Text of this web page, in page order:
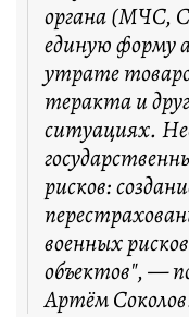
органа (МЧС,
единую форму
утрате
теракта и
ситуациях.
рисков:
военных
объектов", —
Артём